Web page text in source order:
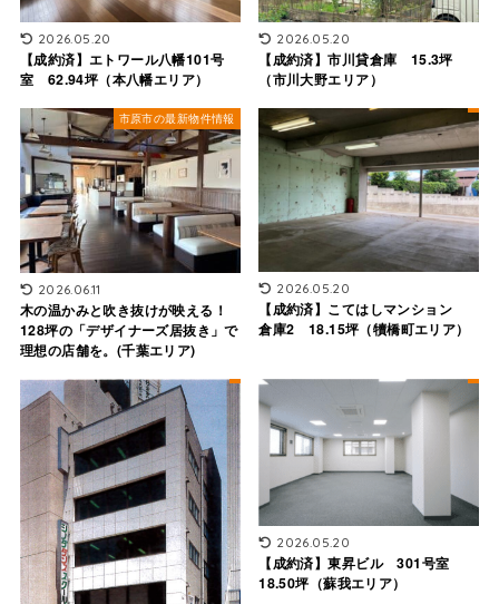
2026.05.20
【成約済】エトワール八幡101号
室 62.94坪（本八幡エリア）
2026.05.20
【成約済】市川貸倉庫 15.3坪
（市川大野エリア）
市原市の最新物件情報
2026.06.11
木の温かみと吹き抜けが映える！
128坪の「デザイナーズ居抜き」で
理想の店舗を。(千葉エリア)
2026.05.20
【成約済】こてはしマンション
倉庫2 18.15坪（犢橋町エリア）
2026.05.20
【成約済】東昇ビル 301号室
18.50坪（蘇我エリア）